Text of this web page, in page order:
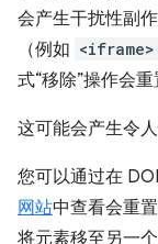
会产生干扰性副
（例如 <iframe>
式“移除”操作会
这可能会产生令
您可以通过在
网站中查看会重
将元素移至另一